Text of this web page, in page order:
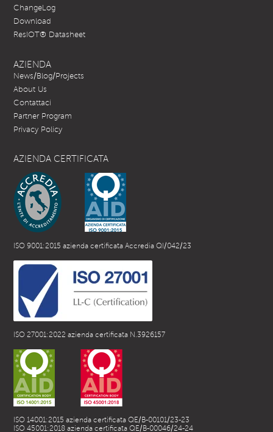
ChangeLog
Download
ResIOT® Datasheet
AZIENDA
News/Blog/Projects
About Us
Contattaci
Partner Program
Privacy Policy
AZIENDA CERTIFICATA
ISO 9001:2015 azienda certificata Accredia QI/042/23
ISO 27001:2022 azienda certificata N.3926157
ISO 14001:2015 azienda certificata QE/B-00101/23-23
ISO 45001:2018 azienda certificata QE/B-00046/24-24